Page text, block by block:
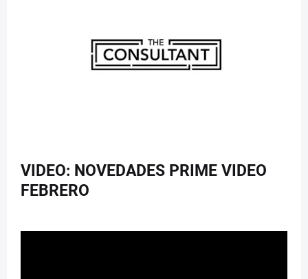
VIDEO: NOVEDADES PRIME VIDEO
FEBRERO